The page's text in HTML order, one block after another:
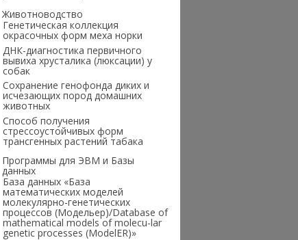
Животноводство
Генетическая коллекция
окрасочных форм меха норки
ДНК-диагностика первичного
вывиха хрусталика (люксации) у
собак
Сохранение генофонда диких и
исчезающих пород домашних
животных
Способ получения
стрессоустойчивых форм
трансгенных растений табака
Программы для ЭВМ и Базы
данных
База данных «База
математических моделей
молекулярно-генетических
процессов (Модельер)/Database of
mathematical models of molecu-lar
genetic processes (ModelER)»